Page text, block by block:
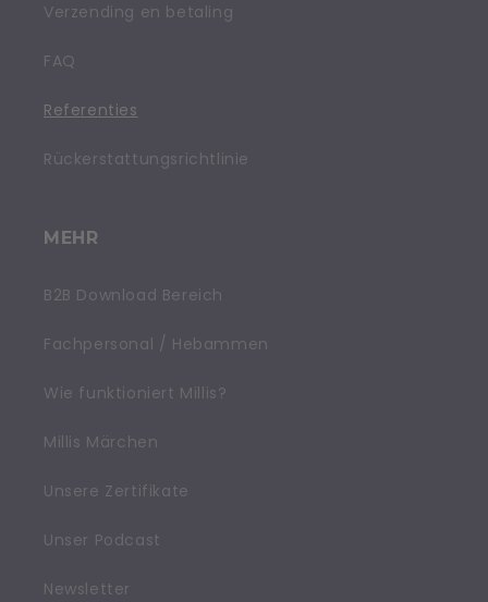
Verzending en betaling
FAQ
Referenties
Rückerstattungsrichtlinie
MEHR
B2B Download Bereich
Fachpersonal / Hebammen
Wie funktioniert Millis?
Millis Märchen
Unsere Zertifikate
Unser Podcast
Newsletter